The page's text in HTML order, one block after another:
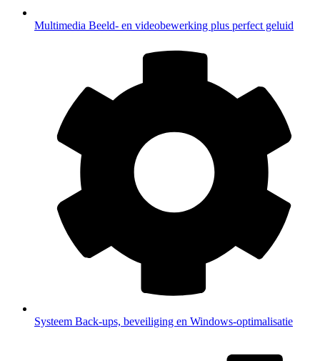
Multimedia Beeld- en videobewerking plus perfect geluid
Systeem Back-ups, beveiliging en Windows-optimalisatie